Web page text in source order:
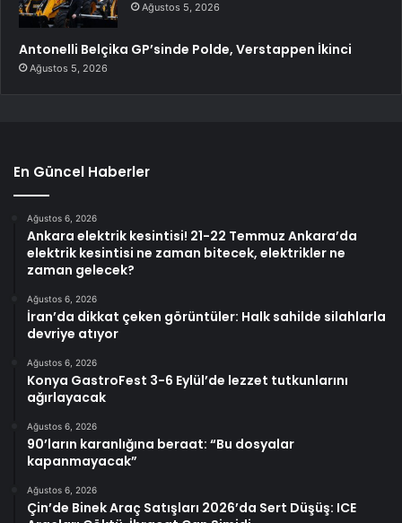
Ağustos 5, 2026
Antonelli Belçika GP’sinde Polde, Verstappen İkinci
Ağustos 5, 2026
En Güncel Haberler
Ağustos 6, 2026
Ankara elektrik kesintisi! 21-22 Temmuz Ankara’da
elektrik kesintisi ne zaman bitecek, elektrikler ne
zaman gelecek?
Ağustos 6, 2026
İran’da dikkat çeken görüntüler: Halk sahilde silahlarla
devriye atıyor
Ağustos 6, 2026
Konya GastroFest 3-6 Eylül’de lezzet tutkunlarını
ağırlayacak
Ağustos 6, 2026
90’ların karanlığına beraat: “Bu dosyalar
kapanmayacak”
Ağustos 6, 2026
Çin’de Binek Araç Satışları 2026’da Sert Düşüş: ICE